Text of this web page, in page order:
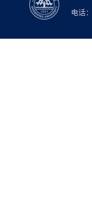
电话